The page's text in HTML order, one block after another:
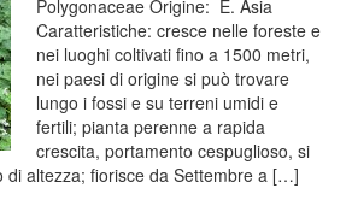
Polygonaceae Origine: E. Asia
Caratteristiche: cresce nelle foreste e
nei luoghi coltivati fino a 1500 metri,
nei paesi di origine si può trovare
lungo i fossi e su terreni umidi e
fertili; pianta perenne a rapida
crescita, portamento cespuglioso, si
di altezza; fiorisce da Settembre a […]